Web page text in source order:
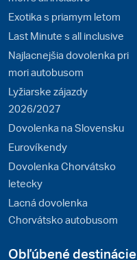
Exotika s priamym letom
Last Minute s all inclusive
Najlacnejšia dovolenka pri
mori autobusom
Lyžiarske zájazdy
2026/2027
Dovolenka na Slovensku
Eurovíkendy
Dovolenka Chorvátsko
letecky
Lacná dovolenka
Chorvátsko autobusom
Obľúbené destinácie